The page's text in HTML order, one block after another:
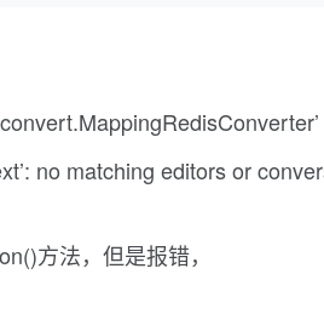
no matching editors or
方法，但是报错，